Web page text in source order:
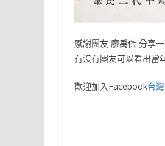
感謝團友 廖禹傑 分享
有沒有團友可以看出當
歡迎加入Facebook台